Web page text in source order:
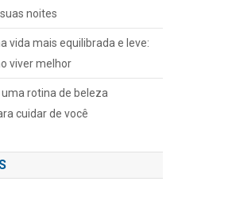
noites
vida mais equilibrada e leve:
viver melhor
rotina de beleza
cuidar de você